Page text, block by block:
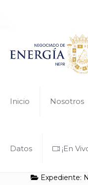
¿Tiene alguna
Inicio Nosotros
Datos ¡En
Expediente: